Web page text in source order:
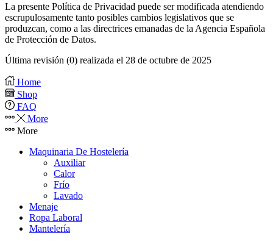
La presente Política de Privacidad puede ser modificada atendiendo
escrupulosamente tanto posibles cambios legislativos que se
produzcan, como a las directrices emanadas de la Agencia Española
de Protección de Datos.
Última revisión (0) realizada el 28 de octubre de 2025
Home
Shop
FAQ
More
More
Maquinaria De Hostelería
Auxiliar
Calor
Frío
Lavado
Menaje
Ropa Laboral
Mantelería